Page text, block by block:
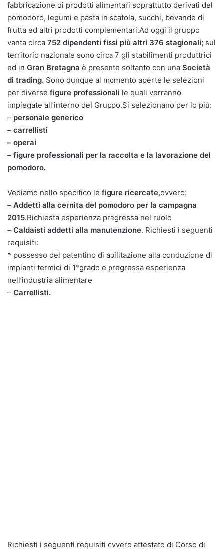
fabbricazione di prodotti alimentari soprattutto derivati del
pomodoro, legumi e pasta in scatola, succhi, bevande di
frutta ed altri prodotti complementari.Ad oggi il gruppo
vanta circa 752 dipendenti fissi più altri 376 stagionali; sul
territorio nazionale sono circa 7 gli stabilimenti produttrici
ed in Gran Bretagna è presente soltanto con una Società
di trading. Sono dunque al momento aperte le selezioni
per diverse figure professionali le quali verranno
impiegate all’interno del Gruppo.Si selezionano per lo più:
– personale generico
– carrellisti
– operai
– figure professionali per la raccolta e la lavorazione del
pomodoro.
Vediamo nello specifico le figure ricercate,ovvero:
– Addetti alla cernita del pomodoro per la campagna
2015.Richiesta esperienza pregressa nel ruolo
– Caldaisti addetti alla manutenzione. Richiesti i seguenti
requisiti:
* possesso del patentino di abilitazione alla conduzione di
impianti termici di 1°grado e pregressa esperienza
nell’industria alimentare
– Carrellisti.
Richiesti i seguenti requisiti ovvero attestato di Corso di